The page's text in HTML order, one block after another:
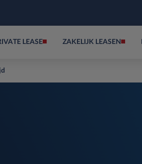
LEASE ZAKELIJK LEASEN